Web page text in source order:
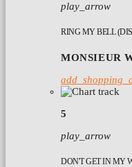
play_arrow
RING MY BELL
MONSIEUR
5
play_arrow
DON'T GET IN MY